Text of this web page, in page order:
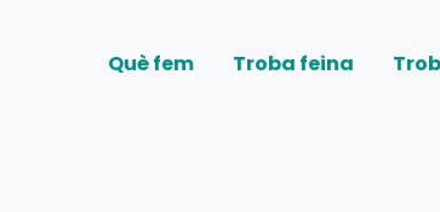
Què fem Troba feina